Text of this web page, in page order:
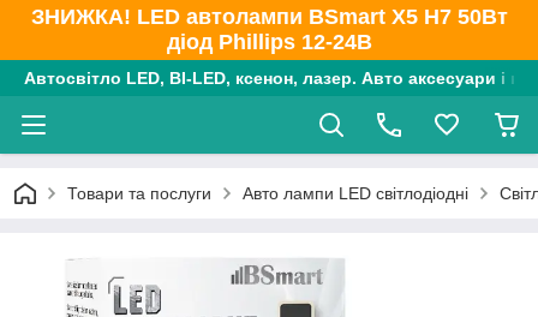
ЗНИЖКА! LED автолампи BSmart X5 H7 50Вт
діод Phillips 12-24В
Автосвітло LED, BI-LED, ксенон, лазер. Авто аксесуари і
Товари та послуги Авто лампи LED світлодіодні